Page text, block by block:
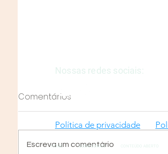
Comentários
Escreva um comentário
Nossas redes sociais:
Política de privacidade
HOME QUEM SOMOS